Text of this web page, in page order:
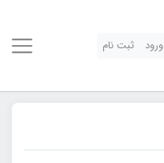
ورود ثبت نام